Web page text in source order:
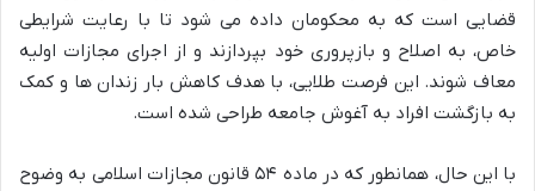
قضایی است که به محکومان داده می شود تا با رعایت شرایطی
خاص، به اصلاح و بازپروری خود بپردازند و از اجرای مجازات اولیه
معاف شوند. این فرصت طلایی، با هدف کاهش بار زندان ها و کمک
به بازگشت افراد به آغوش جامعه طراحی شده است.
با این حال، همانطور که در ماده ۵۴ قانون مجازات اسلامی به وضوح